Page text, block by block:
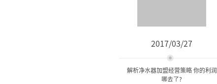
2017/03/27
解析净水器加盟经营策略 你的利润
哪去了?